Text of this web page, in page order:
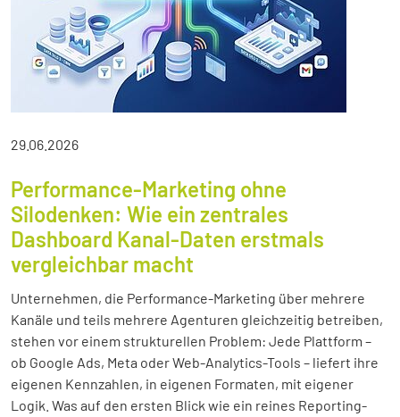
29.06.2026
Performance-Marketing ohne
Silodenken: Wie ein zentrales
Dashboard Kanal-Daten erstmals
vergleichbar macht
Unternehmen, die Performance-Marketing über mehrere
Kanäle und teils mehrere Agenturen gleichzeitig betreiben,
stehen vor einem strukturellen Problem: Jede Plattform –
ob Google Ads, Meta oder Web-Analytics-Tools – liefert ihre
eigenen Kennzahlen, in eigenen Formaten, mit eigener
Logik. Was auf den ersten Blick wie ein reines Reporting-